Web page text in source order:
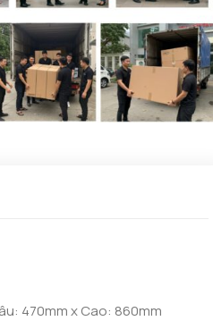
470mm x Cao: 860mm